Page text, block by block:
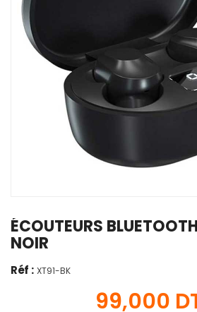
ÉCOUTEURS
NOIR
Réf : XT91-BK
99,000